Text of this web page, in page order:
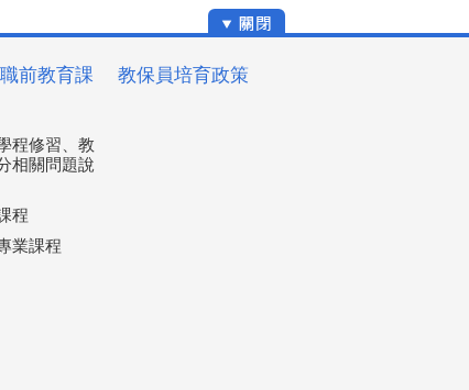
前教育課
程修習、教
相關問題說
程
業課程
教保員培育政策